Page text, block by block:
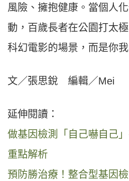
風險、擁抱健康。當個人
動，百歲長者在公園打太
科幻電影的場景，而是你
文／張思銳 編輯／Mei
延伸閱讀：
做基因檢測「自己嚇自己
重點解析
預防勝治療！整合型基因